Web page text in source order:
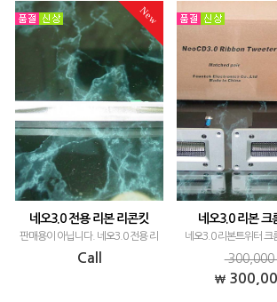
근 아크릴지향각을 만들면서 구매하
시는 분들이 많네요. 리본트위터 수
입한…
항! 절대 아크릴을 피스
거나 박지 마세요 아크
쉽게 …
New
네오3.0 전용 리본 리콘킷
판매용이 아닙니다. 네오3.0 전용 리
본 리콘킷입니다. 리본트위터의 특
Call
네오3.0 리본 크
네오3.0 리본트위터 크
입니다. Specifications
93dB/1m/2.83v
300,000